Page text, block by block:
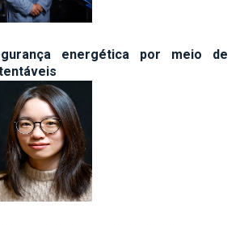
energética por meio de